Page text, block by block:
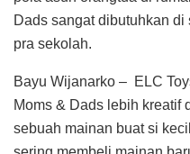
Dads sangat dibutuhkan di
pra sekolah.
Bayu Wijanarko – ELC
Moms & Dads lebih kreatif
sebuah mainan buat si